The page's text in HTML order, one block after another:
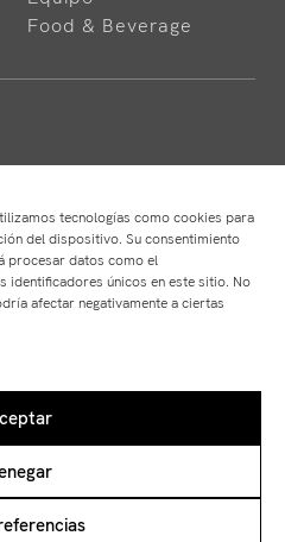
tecnologías como cookies para
del dispositivo. Su consentimiento
procesar datos como el
identificadores únicos en este sitio. No
afectar negativamente a ciertas
Food & Beverage
RISTORANTE
ABaC
Angle